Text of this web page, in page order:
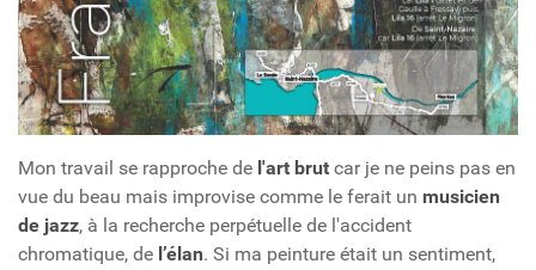
Mon travail se rapproche de l'art brut car je ne peins pas en
vue du beau mais improvise comme le ferait un musicien
de jazz, à la recherche perpétuelle de l'accident
chromatique, de l’élan. Si ma peinture était un sentiment,